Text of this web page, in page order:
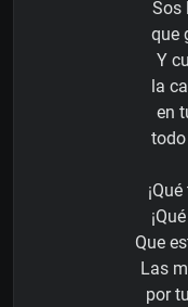
Sos
que
Y
la
en
Que
Las
por